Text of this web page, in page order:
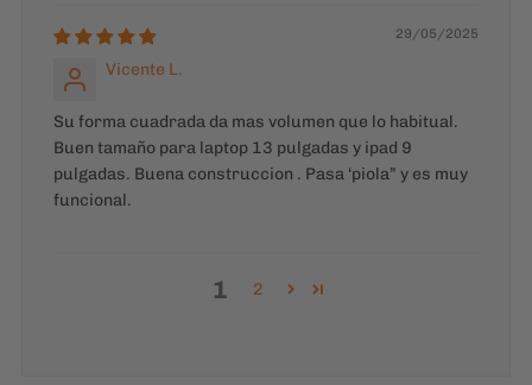
29/05/2025
Vicente L.
Su forma cuadrada da mas volumen que lo habitual.
Buen tamaño para laptop 13 pulgadas y ipad 9
pulgadas. Buena construccion . Pasa ‘piola” y es muy
funcional.
1 2